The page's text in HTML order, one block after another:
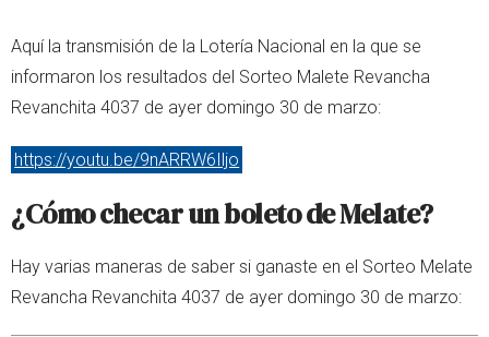
Aquí la transmisión de la Lotería Nacional en la que se
informaron los resultados del Sorteo Malete Revancha
Revanchita 4037 de ayer domingo 30 de marzo:
https://youtu.be/9nARRW6Iljo
¿Cómo checar un boleto de Melate?
Hay varias maneras de saber si ganaste en el Sorteo Melate
Revancha Revanchita 4037 de ayer domingo 30 de marzo: